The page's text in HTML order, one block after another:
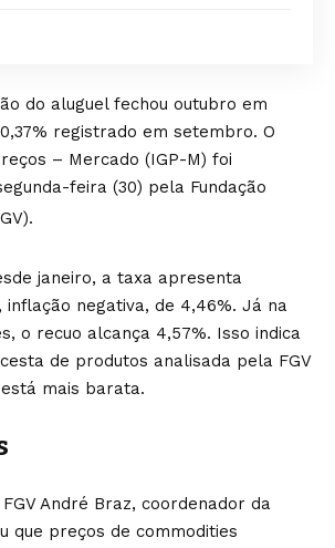
do aluguel fechou outubro em
registrado em setembro. O
– Mercado (IGP-M) foi
feira (30) pela Fundação
janeiro, a taxa apresenta
inflação negativa, de 4,46%. Já na
o recuo alcança 4,57%. Isso indica
de produtos analisada pela FGV
mais barata.
André Braz, coordenador da
que preços de commodities